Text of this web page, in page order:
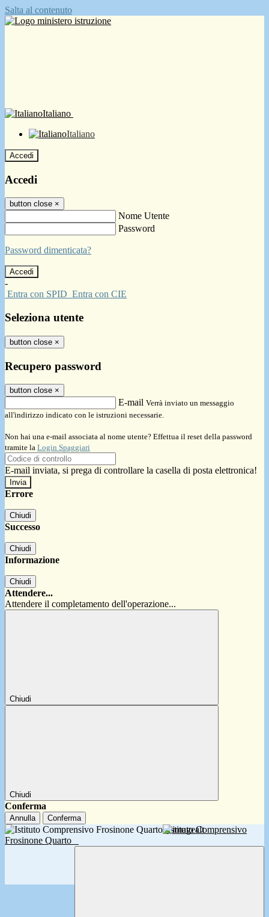
Salta al contenuto
Italiano
Italiano
Accedi
Accedi
button close ×
Nome Utente
Password
Password dimenticata?
-
Entra con SPID Entra con CIE
Seleziona utente
button close ×
Recupero password
button close ×
E-mail Verrà inviato un messaggio
all'indirizzo indicato con le istruzioni necessarie.
Non hai una e-mail associata al nome utente? Effettua il reset della password
tramite la Login Spaggiari
E-mail inviata, si prega di controllare la casella di posta elettronica!
Errore
Chiudi
Successo
Chiudi
Informazione
Chiudi
Attendere...
Attendere il completamento dell'operazione...
Chiudi
Chiudi
Conferma
Annulla Conferma
Istituto Comprensivo
Frosinone Quarto